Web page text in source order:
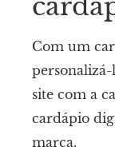
Com um
site com a
cardápio
marca.